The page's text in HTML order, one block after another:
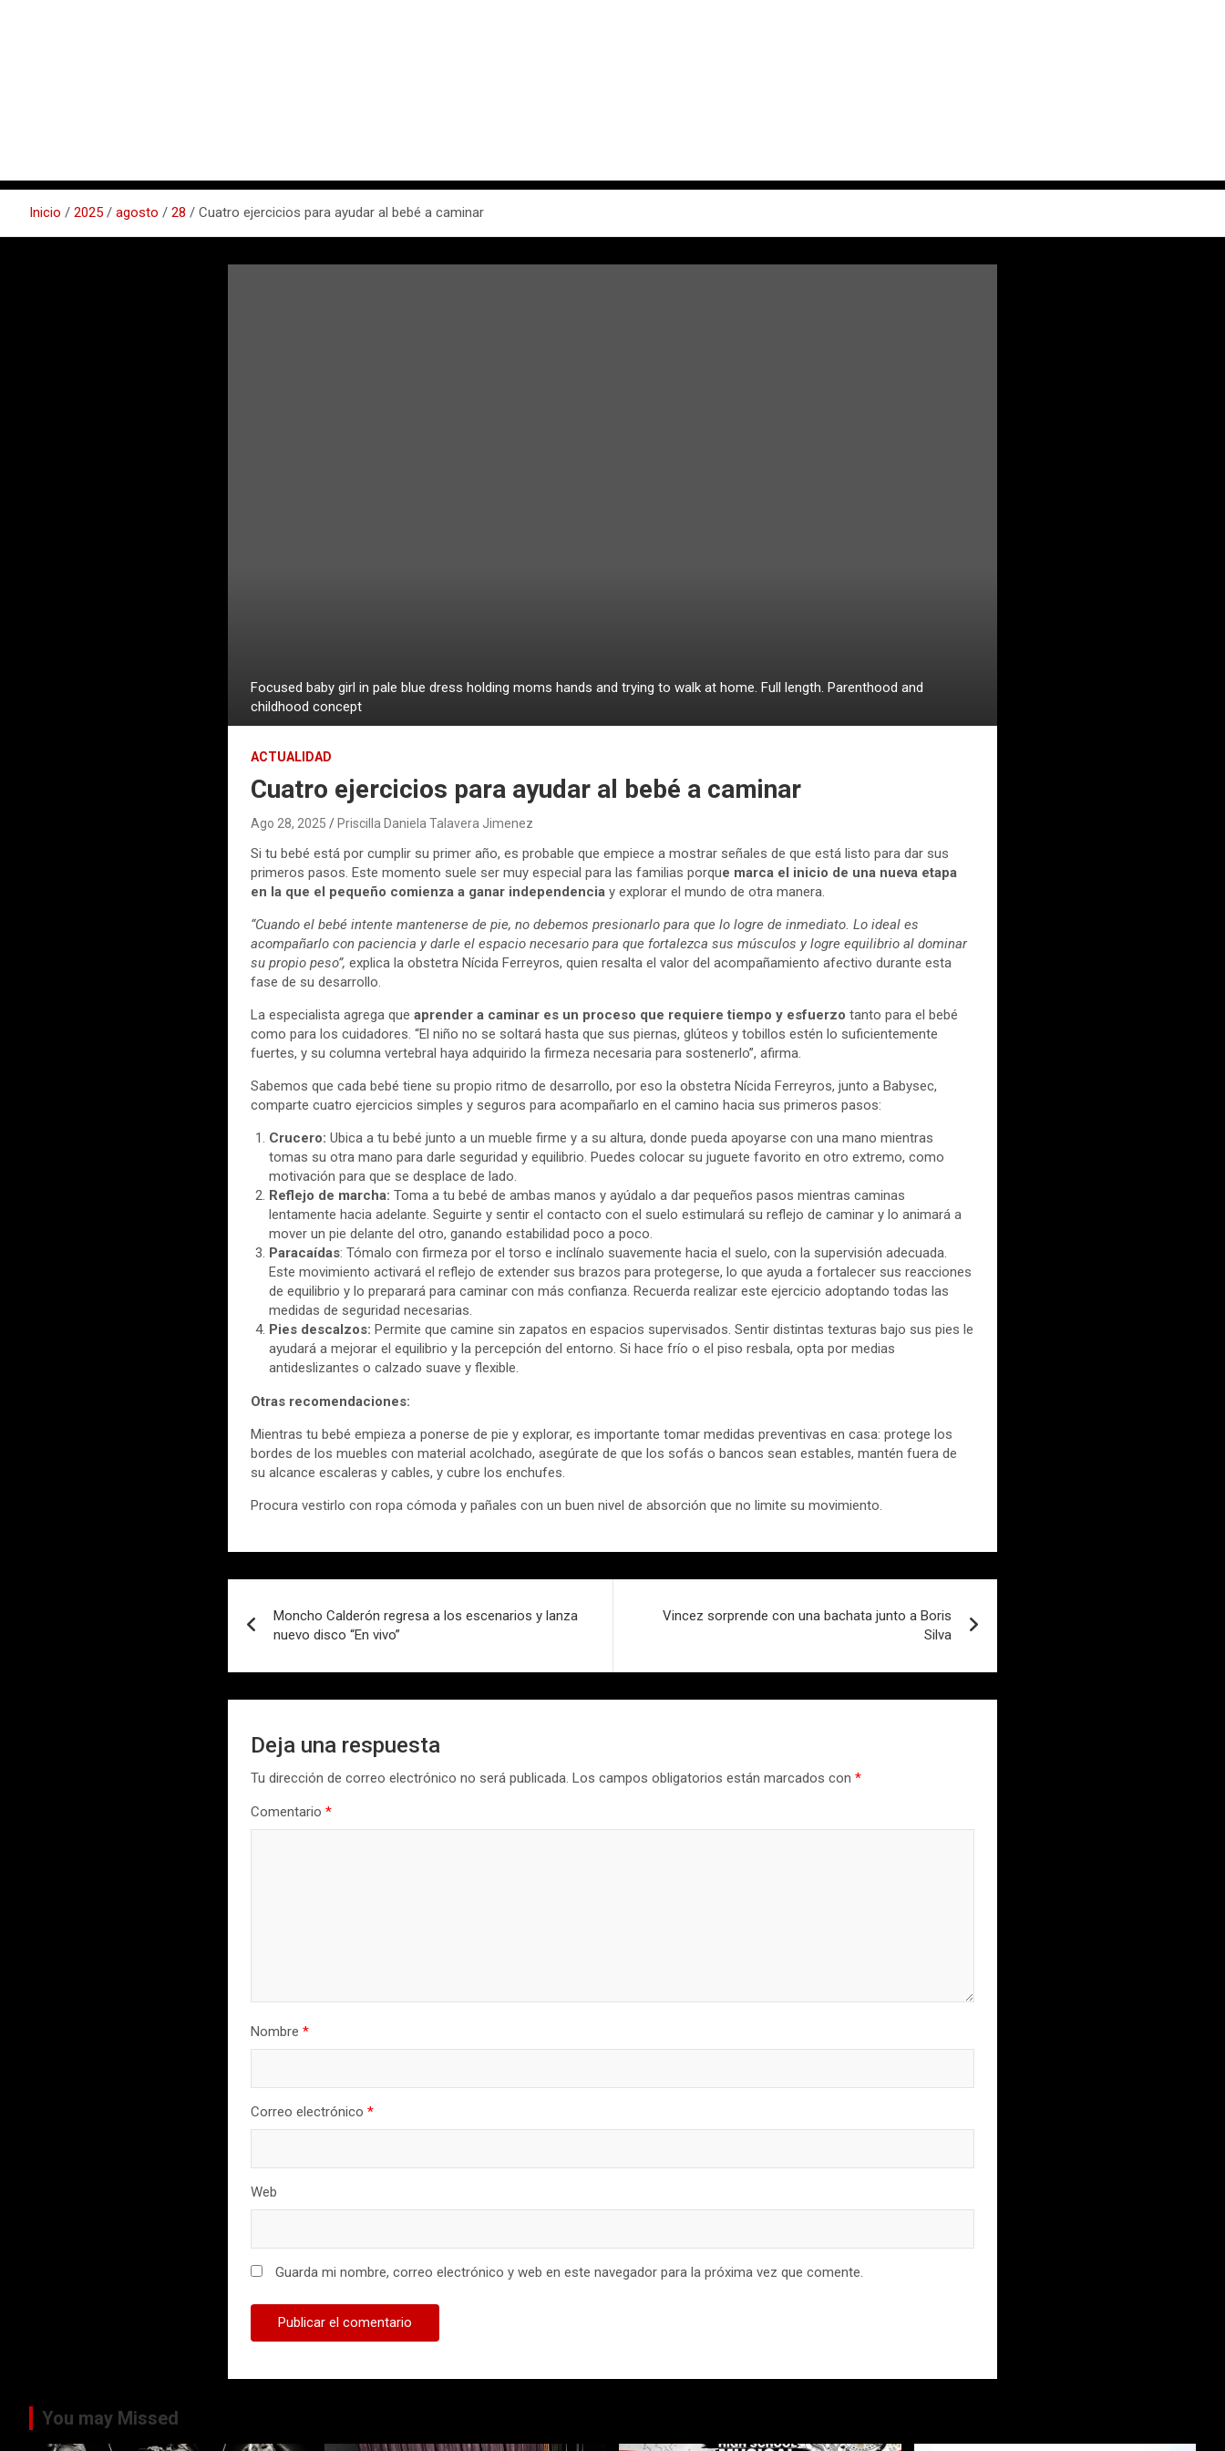
Inicio 2025 agosto 28 Cuatro ejercicios para ayudar al bebé a caminar
Focused baby girl in pale blue dress holding moms hands and trying to walk at home. Full length. Parenthood and
childhood concept
ACTUALIDAD
Cuatro ejercicios para ayudar al bebé a caminar
Ago 28, 2025 Priscilla Daniela Talavera Jimenez
Si tu bebé está por cumplir su primer año, es probable que empiece a mostrar señales de que está listo para dar sus
primeros pasos. Este momento suele ser muy especial para las familias porque marca el inicio de una nueva etapa
en la que el pequeño comienza a ganar independencia y explorar el mundo de otra manera.
“Cuando el bebé intente mantenerse de pie, no debemos presionarlo para que lo logre de inmediato. Lo ideal es
acompañarlo con paciencia y darle el espacio necesario para que fortalezca sus músculos y logre equilibrio al dominar
su propio peso”, explica la obstetra Nícida Ferreyros, quien resalta el valor del acompañamiento afectivo durante esta
fase de su desarrollo.
La especialista agrega que aprender a caminar es un proceso que requiere tiempo y esfuerzo tanto para el bebé
como para los cuidadores. “El niño no se soltará hasta que sus piernas, glúteos y tobillos estén lo suficientemente
fuertes, y su columna vertebral haya adquirido la firmeza necesaria para sostenerlo”, afirma.
Sabemos que cada bebé tiene su propio ritmo de desarrollo, por eso la obstetra Nícida Ferreyros, junto a Babysec,
comparte cuatro ejercicios simples y seguros para acompañarlo en el camino hacia sus primeros pasos:
Crucero:Ubica a tu bebé junto a un mueble firme y a su altura, donde pueda apoyarse con una mano mientras
tomas su otra mano para darle seguridad y equilibrio. Puedes colocar su juguete favorito en otro extremo, como
motivación para que se desplace de lado.
Reflejo de marcha:Toma a tu bebé de ambas manos y ayúdalo a dar pequeños pasos mientras caminas
lentamente hacia adelante. Seguirte y sentir el contacto con el suelo estimulará su reflejo de caminar y lo animará a
mover un pie delante del otro, ganando estabilidad poco a poco.
Paracaídas: Tómalo con firmeza por el torso e inclínalo suavemente hacia el suelo, con la supervisión adecuada.
Este movimiento activará el reflejo de extender sus brazos para protegerse, lo que ayuda a fortalecer sus reacciones
de equilibrio y lo preparará para caminar con más confianza. Recuerda realizar este ejercicio adoptando todas las
medidas de seguridad necesarias.
Pies descalzos:Permite que camine sin zapatos en espacios supervisados. Sentir distintas texturas bajo sus pies le
ayudará a mejorar el equilibrio y la percepción del entorno. Si hace frío o el piso resbala, opta por medias
antideslizantes o calzado suave y flexible.
Otras recomendaciones:
Mientras tu bebé empieza a ponerse de pie y explorar, es importante tomar medidas preventivas en casa: protege los
bordes de los muebles con material acolchado, asegúrate de que los sofás o bancos sean estables, mantén fuera de
su alcance escaleras y cables, y cubre los enchufes.
Procura vestirlo con ropa cómoda y pañales con un buen nivel de absorción que no limite su movimiento.
de
entradas
Moncho Calderón regresa a los escenarios y lanza
nuevo disco “En vivo”
Vincez sorprende con una bachata junto a Boris
Silva
Deja una respuesta
Tu dirección de correo electrónico no será publicada. Los campos obligatorios están marcados con*
Comentario*
Nombre*
Correo electrónico*
Web
Guarda mi nombre, correo electrónico y web en este navegador para la próxima vez que comente.
You may Missed